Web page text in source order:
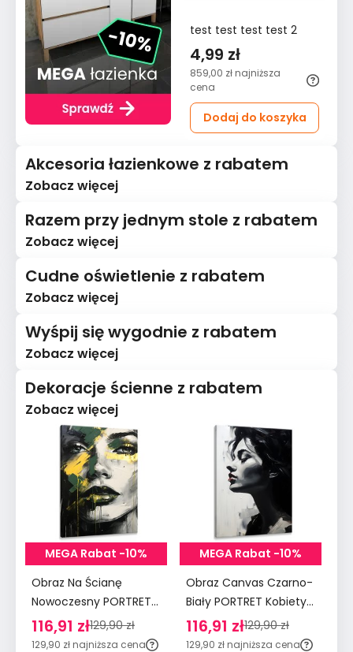
test test test test 2
4,99 zł
859,00 zł najniższa
cena
Dodaj do koszyka
Akcesoria łazienkowe z rabatem
Zobacz więcej
Razem przy jednym stole z rabatem
Zobacz więcej
Cudne oświetlenie z rabatem
Zobacz więcej
Wyśpij się wygodnie z rabatem
Zobacz więcej
Dekoracje ścienne z rabatem
Zobacz więcej
MEGA Rabat -10%
Obraz Na Ścianę
Nowoczesny PORTRET
Kobieca Twarz
Abstrakcja 80x120cm
116,91 zł129,90 zł
129,90 zł najniższa cena
MEGA Rabat -10%
Obraz Canvas Czarno-
Biały PORTRET Kobiety
Czerwone Usta
Abstrakcja 80x120cm
116,91 zł129,90 zł
129,90 zł najniższa cena